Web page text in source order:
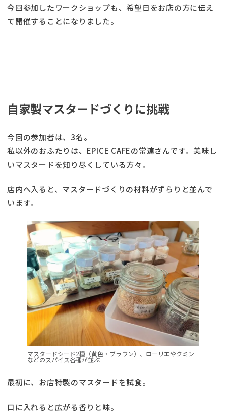
今回参加したワークショップも、希望日をお店の方に伝え
て開催することになりました。
自家製マスタードづくりに挑戦
今回の参加者は、3名。
私以外のおふたりは、EPICE CAFEの常連さんです。美味し
いマスタードを知り尽くしている方々。
店内へ入ると、マスタードづくりの材料がずらりと並んで
います。
マスタードシード2種（黄色・ブラウン）、ローリエやクミン
などのスパイス各種が並ぶ
最初に、お店特製のマスタードを試食。
口に入れると広がる香りと味。